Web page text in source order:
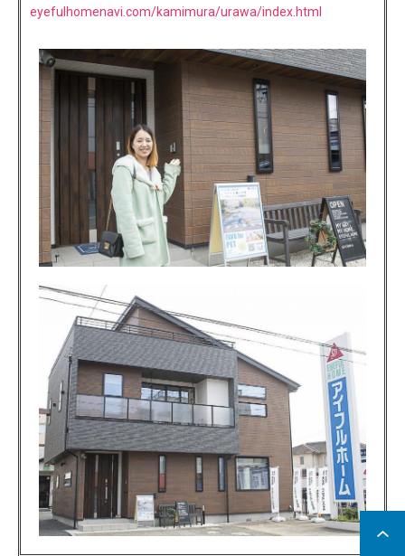
eyefulhomenavi.com/kamimura/urawa/index.html